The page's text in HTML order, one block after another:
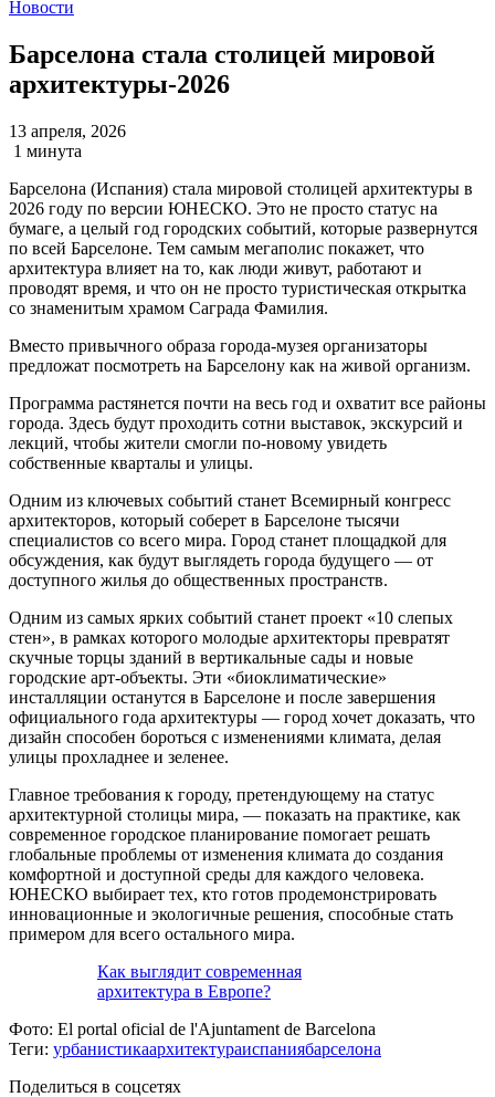
Новости
Барселона стала столицей мировой
архитектуры-2026
13 апреля, 2026
1 минута
Барселона (Испания) стала мировой столицей архитектуры в
2026 году по версии ЮНЕСКО. Это не просто статус на
бумаге, а целый год городских событий, которые развернутся
по всей Барселоне. Тем самым мегаполис покажет, что
архитектура влияет на то, как люди живут, работают и
проводят время, и что он не просто туристическая открытка
со знаменитым храмом Саграда Фамилия.
Вместо привычного образа города-музея организаторы
предложат посмотреть на Барселону как на живой организм.
Программа растянется почти на весь год и охватит все районы
города. Здесь будут проходить сотни выставок, экскурсий и
лекций, чтобы жители смогли по-новому увидеть
собственные кварталы и улицы.
Одним из ключевых событий станет Всемирный конгресс
архитекторов, который соберет в Барселоне тысячи
специалистов со всего мира. Город станет площадкой для
обсуждения, как будут выглядеть города будущего — от
доступного жилья до общественных пространств.
Одним из самых ярких событий станет проект «10 слепых
стен», в рамках которого молодые архитекторы превратят
скучные торцы зданий в вертикальные сады и новые
городские арт-объекты. Эти «биоклиматические»
инсталляции останутся в Барселоне и после завершения
официального года архитектуры — город хочет доказать, что
дизайн способен бороться с изменениями климата, делая
улицы прохладнее и зеленее.
Главное требования к городу, претендующему на статус
архитектурной столицы мира, — показать на практике, как
современное городское планирование помогает решать
глобальные проблемы от изменения климата до создания
комфортной и доступной среды для каждого человека.
ЮНЕСКО выбирает тех, кто готов продемонстрировать
инновационные и экологичные решения, способные стать
примером для всего остального мира.
Как выглядит современная
архитектура в Европе?
Фото: El portal oficial de l'Ajuntament de Barcelona
Теги: урбанистикаархитектураиспаниябарселона
Поделиться в соцсетях